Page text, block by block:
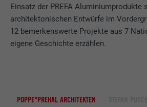
Einsatz der PREFA Aluminiumprodukte
architektonischen Entwürfe im
12 bemerkenswerte Projekte aus 7
eigene Geschichte erzählen.
POPPE*PREHAL ARCHITEKTEN